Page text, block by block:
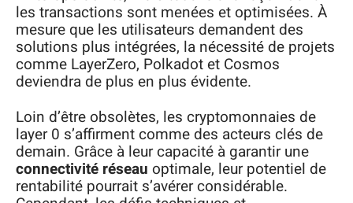
les transactions sont menées et optimisées. À
mesure que les utilisateurs demandent des
solutions plus intégrées, la nécessité de projets
comme LayerZero, Polkadot et Cosmos
deviendra de plus en plus évidente.
Loin d’être obsolètes, les cryptomonnaies de
layer 0 s’affirment comme des acteurs clés de
demain. Grâce à leur capacité à garantir une
connectivité réseau optimale, leur potentiel de
rentabilité pourrait s’avérer considérable.